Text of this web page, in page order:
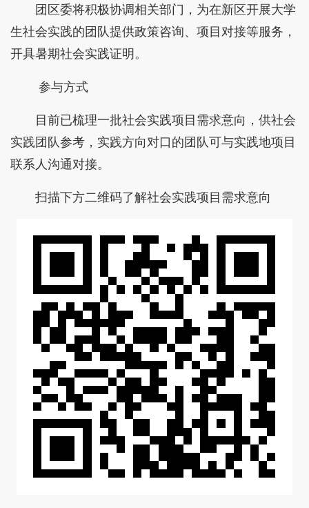
团区委将积极协调相关部门，为在新区开展大学
生社会实践的团队提供政策咨询、项目对接等服务，
开具暑期社会实践证明。
参与方式
目前已梳理一批社会实践项目需求意向，供社会
实践团队参考，实践方向对口的团队可与实践地项目
联系人沟通对接。
扫描下方二维码了解社会实践项目需求意向